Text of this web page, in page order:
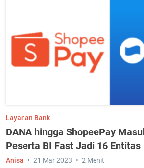
Layanan Bank
DANA hingga ShopeePay
Peserta BI Fast Jadi 16 Entitas
Anisa 21 Mar 2023 2 Menit